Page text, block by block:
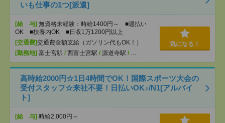
いも仕事の1つ[派遣]
[給 与] 無資格未経験：時給1400円～ ■週払い
OK ■扶養内OK ■日収1万1200円以上
[交通費]交通費全額支給（ガソリン代もOK！）
[勤務地] 富士宮駅 / 西富士宮駅 / 源道寺駅 / …
気になる！
高時給2000円☆1日4時間でOK！国際スポーツ大会の
受付スタッフ☆来社不要！日払いOK♪/N1[アルバイ
ト]
[給 与] 時給2,000円～